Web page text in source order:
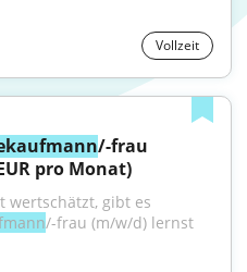
Vollzeit
/​-frau
pro Monat)
wertschätzt, gibt es
/-frau (m/w/d) lernst